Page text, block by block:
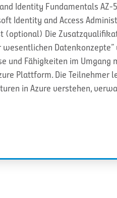
Identity Fundamentals AZ-
Identity and Access
(optional) Die
wesentlichen
und Fähigkeiten im Umgang
Plattform. Die Teilnehmer
in Azure verstehen,